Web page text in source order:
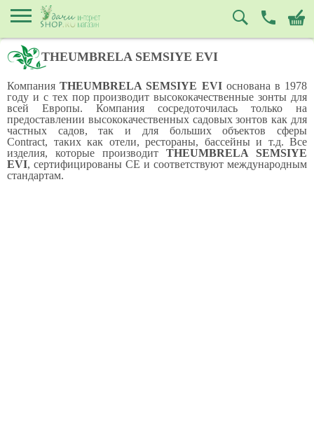
THEUMBRELA SEMSIYE EVI
КомпанияTHEUMBRELA SEMSIYE EVI основана в 1978
году и с тех пор производит высококачественные зонты для
всей Европы. Компания сосредоточилась только на
предоставлении высококачественных садовых зонтов как для
частных садов, так и для больших объектов сферы
Contract, таких как отели, рестораны, бассейны и т.д. Все
изделия, которые производит THEUMBRELA SEMSIYE
EVI, сертифицированы CE и соответствуют международным
стандартам.